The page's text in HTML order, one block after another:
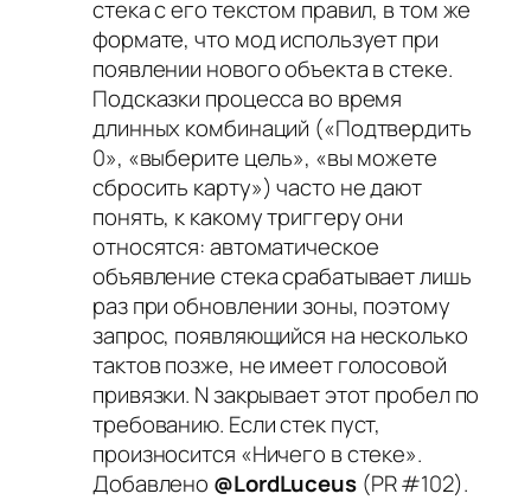
стека с его текстом правил, в том же
формате, что мод использует при
появлении нового объекта в стеке.
Подсказки процесса во время
длинных комбинаций («Подтвердить
0», «выберите цель», «вы можете
сбросить карту») часто не дают
понять, к какому триггеру они
относятся: автоматическое
объявление стека срабатывает лишь
раз при обновлении зоны, поэтому
запрос, появляющийся на несколько
тактов позже, не имеет голосовой
привязки. N закрывает этот пробел по
требованию. Если стек пуст,
произносится «Ничего в стеке».
Добавлено @LordLuceus(PR #102).